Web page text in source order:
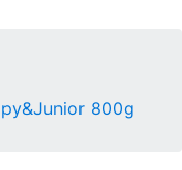
800g